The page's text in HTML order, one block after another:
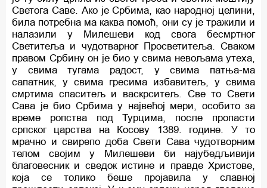
Светога Саве. Ако је Србима, као народној целини,
била потребна ма каква помоћ, они су је тражили и
налазили у Милешеви код свога бесмртног
Светитеља и чудотварног Просветитеља. Сваком
правом Србину он је био у свима невољама утеха,
у свима тугама радост, у свима патња-ма
сапатник, у свима гресима избавитељ, у свима
смртима спаситељ и васкрситељ. Све то Свети
Сава је био Србима у највећој мери, особито за
време ропства под Турцима, после пропасти
српског царства на Косову 1389. године. У то
мрачно и свирепо доба Свети Сава чудотворним
телом својим у Милешеви би најубедљивији
благовесник и сведок истине и правде Христове,
која се толико беше пројавила у славној